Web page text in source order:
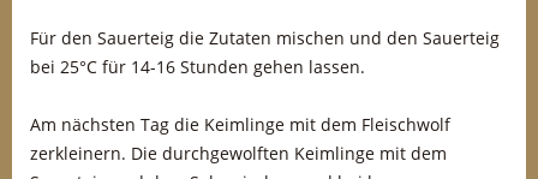
Für den Sauerteig die Zutaten mischen und den Sauerteig
bei 25°C für 14-16 Stunden gehen lassen.
Am nächsten Tag die Keimlinge mit dem Fleischwolf
zerkleinern. Die durchgewolften Keimlinge mit dem